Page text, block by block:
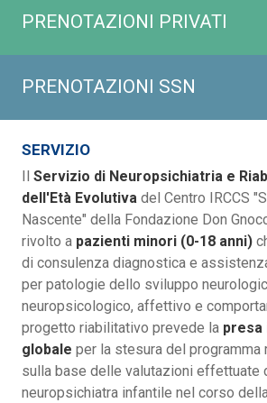
PRENOTAZIONI PRIVATI
PRENOTAZIONI SSN
SERVIZIO
Il Servizio di Neuropsichiatria e
dell'Età Evolutiva del Centro IRCCS
Nascente" della Fondazione Don
rivolto a pazienti minori (0-18 anni)
di consulenza diagnostica e
per patologie dello sviluppo
neuropsicologico, affettivo e
progetto riabilitativo prevede la presa
globale per la stesura del programma
sulla base delle valutazioni effettuate
neuropsichiatra infantile nel corso